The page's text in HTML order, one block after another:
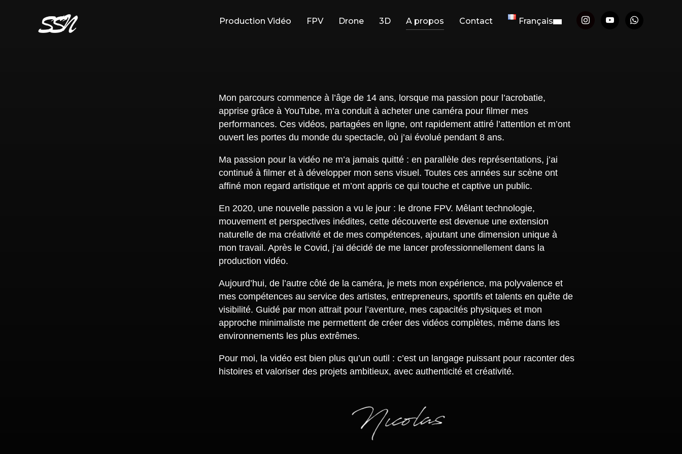
Production Vidéo FPV Drone 3D A propos Contact Français
Mon parcours commence à l’âge de 14 ans, lorsque ma passion pour l’acrobatie,
apprise grâce à YouTube, m’a conduit à acheter une caméra pour filmer mes
performances. Ces vidéos, partagées en ligne, ont rapidement attiré l’attention et m’ont
ouvert les portes du monde du spectacle, où j’ai évolué pendant 8 ans.
Ma passion pour la vidéo ne m’a jamais quitté : en parallèle des représentations, j’ai
continué à filmer et à développer mon sens visuel. Toutes ces années sur scène ont
affiné mon regard artistique et m’ont appris ce qui touche et captive un public.
En 2020, une nouvelle passion a vu le jour : le drone FPV. Mêlant technologie,
mouvement et perspectives inédites, cette découverte est devenue une extension
naturelle de ma créativité et de mes compétences, ajoutant une dimension unique à
mon travail. Après le Covid, j’ai décidé de me lancer professionnellement dans la
production vidéo.
Aujourd’hui, de l’autre côté de la caméra, je mets mon expérience, ma polyvalence et
mes compétences au service des artistes, entrepreneurs, sportifs et talents en quête de
visibilité. Guidé par mon attrait pour l’aventure, mes capacités physiques et mon
approche minimaliste me permettent de créer des vidéos complètes, même dans les
environnements les plus extrêmes.
Pour moi, la vidéo est bien plus qu’un outil : c’est un langage puissant pour raconter des
histoires et valoriser des projets ambitieux, avec authenticité et créativité.